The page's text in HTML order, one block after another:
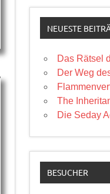
NEUESTE
Das Rätsel
Der Weg
The
Die Seday
BESUCHER